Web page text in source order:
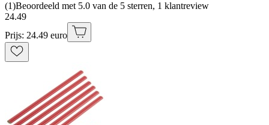
(1)Beoordeeld met 5.0 van de 5 sterren, 1 klantreview
24.49
Prijs: 24.49 euro